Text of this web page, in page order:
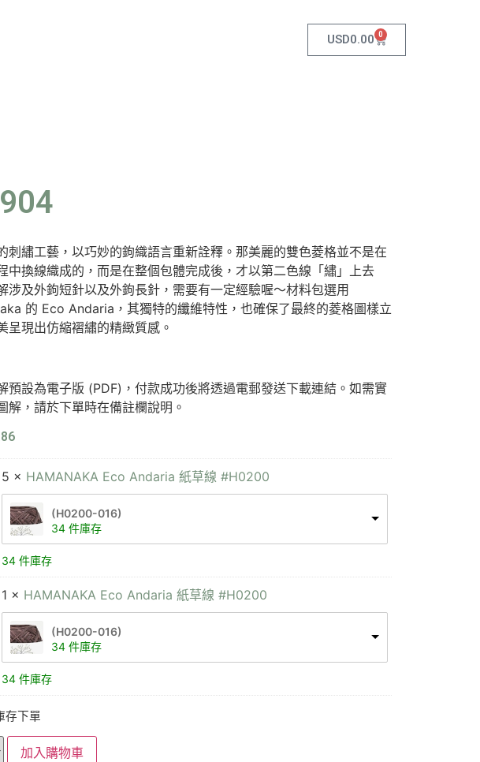
USD0.00 0
刺繡工藝，以巧妙的鉤織語言重新詮釋。那美麗的雙色菱格並不是在
中換線織成的，而是在整個包體完成後，才以第二色線「繡」上去
涉及外鉤短針以及外鉤長針，需要有一定經驗喔～材料包選用
的 Eco Andaria，其獨特的纖維特性，也確保了最終的菱格圖樣立
呈現出仿縮褶繡的精緻質感。
預設為電子版 (PDF)，付款成功後將透過電郵發送下載連結。如需實
解，請於下單時在備註欄說明。
5 × HAMANAKA Eco Andaria 紙草線 #H0200
(H0200-016)
34 件庫存
34 件庫存
1 × HAMANAKA Eco Andaria 紙草線 #H0200
(H0200-016)
34 件庫存
34 件庫存
存下單
加入購物車